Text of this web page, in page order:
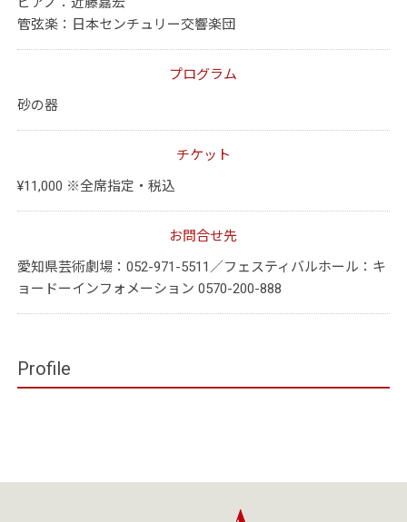
管弦楽：日本センチュリー交響楽団
プログラム
砂の器
チケット
¥11,000 ※全席指定・税込
お問合せ先
愛知県芸術劇場：052-971-5511／フェスティバルホール：キ
ョードーインフォメーション 0570-200-888
Profile